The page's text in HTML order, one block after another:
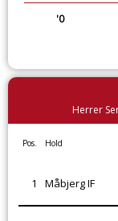
'0
Herrer
Pos. Hold
1 Måbjerg IF